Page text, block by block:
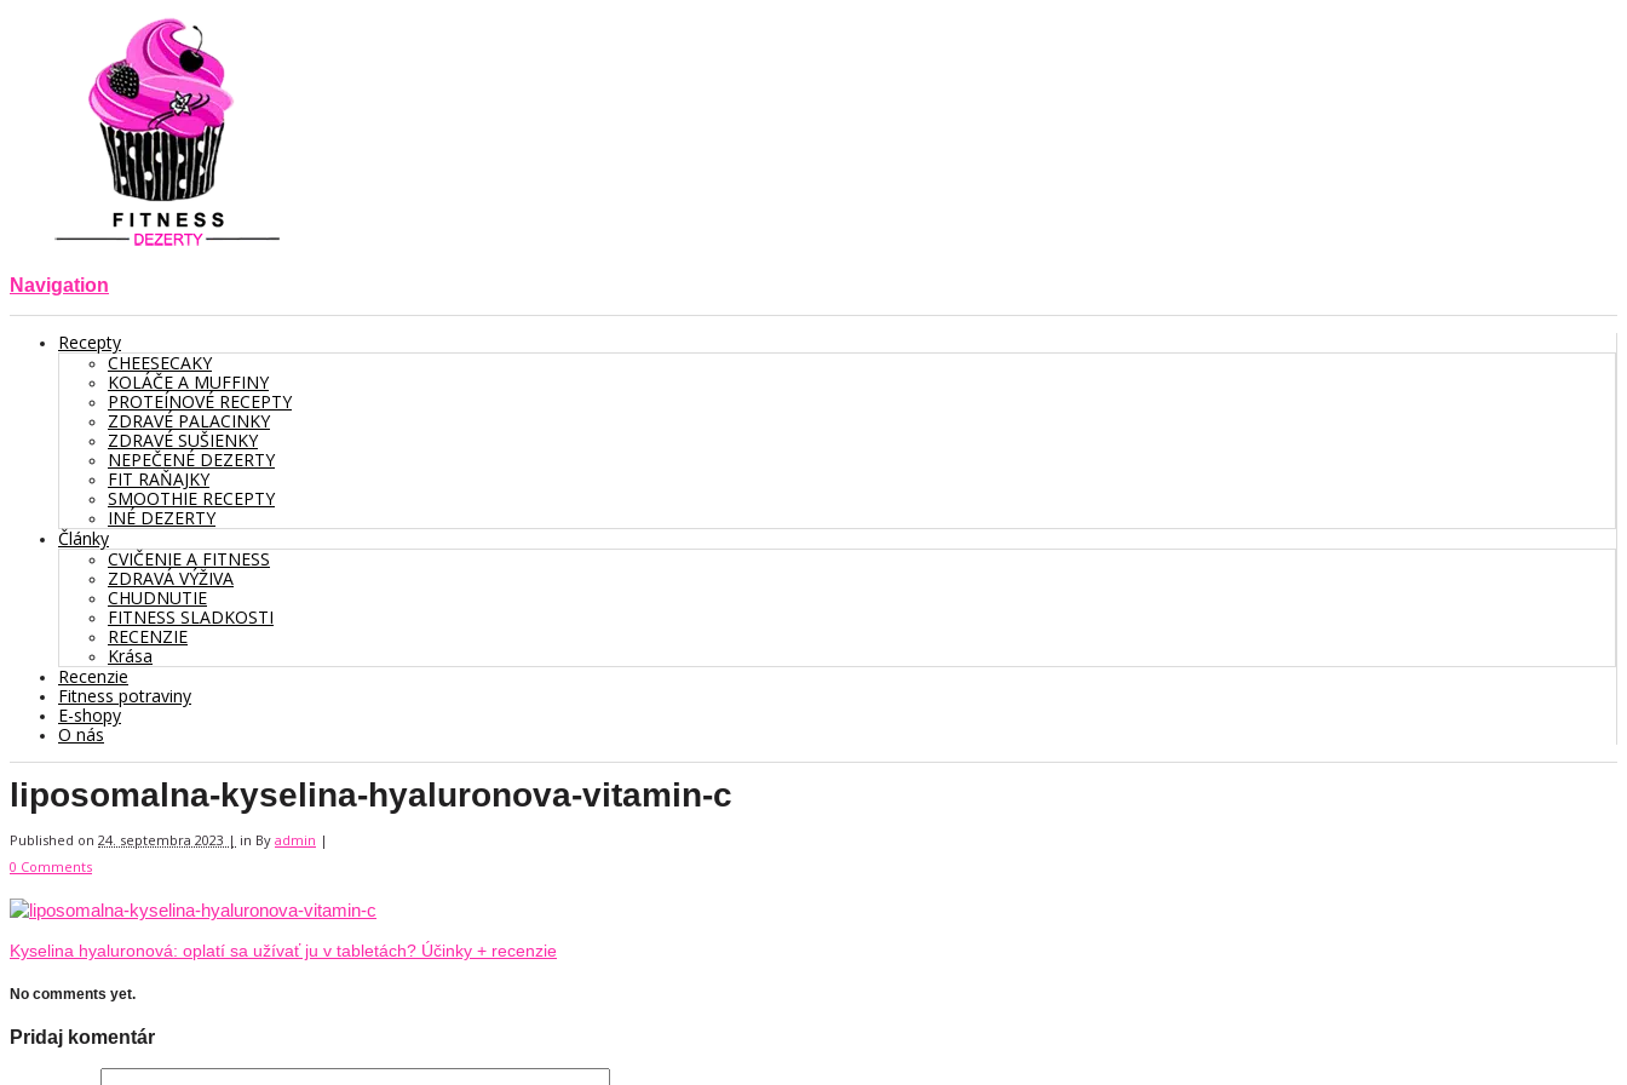
Navigation
Recepty
CHEESECAKY
KOLÁČE A MUFFINY
PROTEÍNOVÉ RECEPTY
ZDRAVÉ PALACINKY
ZDRAVÉ SUŠIENKY
NEPEČENÉ DEZERTY
FIT RAŇAJKY
SMOOTHIE RECEPTY
INÉ DEZERTY
Články
CVIČENIE A FITNESS
ZDRAVÁ VÝŽIVA
CHUDNUTIE
FITNESS SLADKOSTI
RECENZIE
Krása
Recenzie
Fitness potraviny
E-shopy
O nás
liposomalna-kyselina-hyaluronova-vitamin-c
Published on 24. septembra 2023 | in By admin |
0 Comments
Kyselina hyaluronová: oplatí sa užívať ju v tabletách? Účinky + recenzie
No comments yet.
Pridaj komentár